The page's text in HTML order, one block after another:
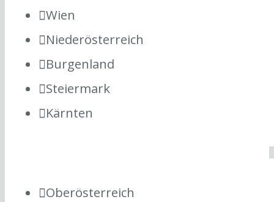
Wien
Niederösterreich
Burgenland
Steiermark
Kärnten
Oberösterreich